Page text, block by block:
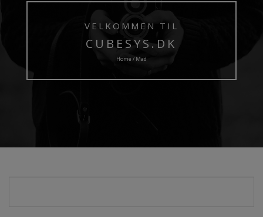
VELKOMMEN TIL
CUBESYS.DK
Home / Mad